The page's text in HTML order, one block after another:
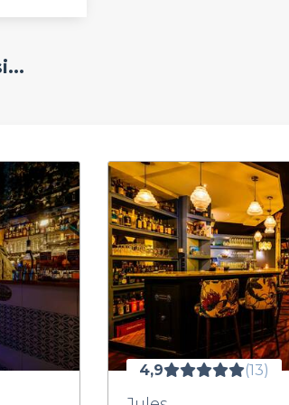
4,9 (13)